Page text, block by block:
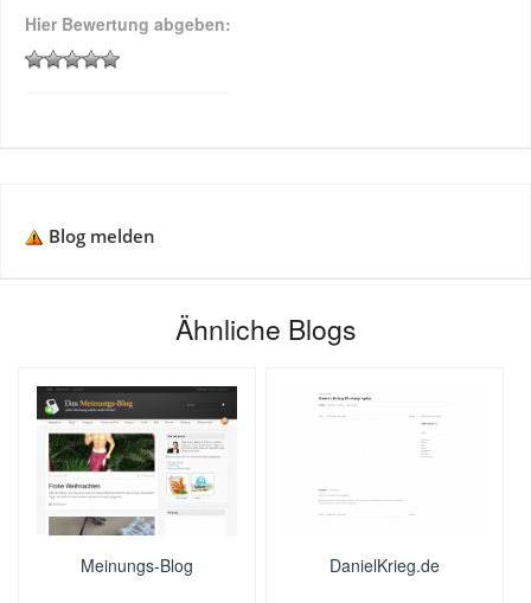
Hier Bewertung abgeben:
Blog melden
Ähnliche Blogs
Meinungs-Blog DanielKrieg.de